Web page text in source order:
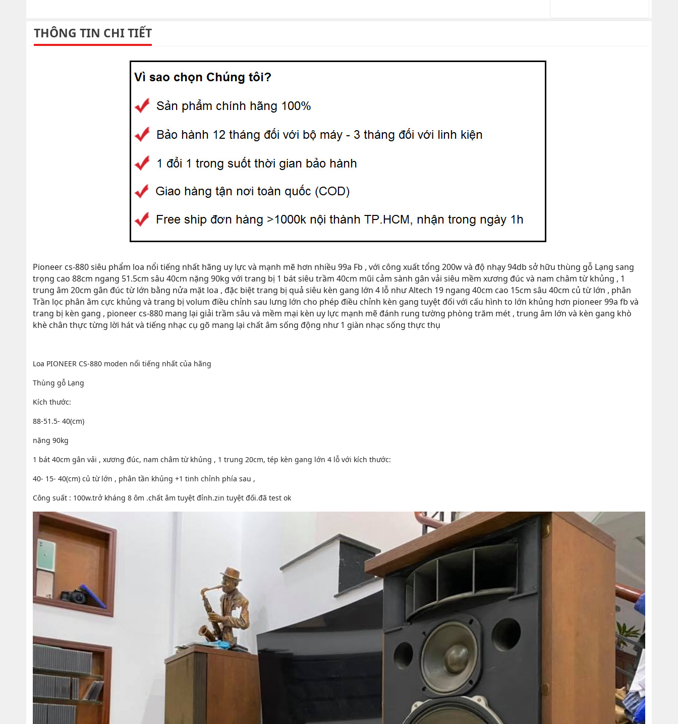
THÔNG TIN CHI TIẾT
Pioneer cs-880 siêu phẩm loa nổi tiếng nhất hãng uy lực và mạnh mẽ hơn nhiều 99a Fb , với công xuất tổng 200w và độ nhạy 94db sở hữu thùng gỗ Lạng sang
trọng cao 88cm ngang 51.5cm sâu 40cm nặng 90kg với trang bị 1 bát siêu trầm 40cm mũi cảm sành gân vải siêu mềm xương đúc và nam châm từ khủng , 1
trung âm 20cm gân đúc từ lớn bằng nửa mặt loa , đặc biệt trang bị quả siêu kèn gang lớn 4 lỗ như Altech 19 ngang 40cm cao 15cm sâu 40cm củ từ lớn , phân
Trần lọc phân âm cực khủng và trang bị volum điều chỉnh sau lưng lớn cho phép điều chỉnh kèn gang tuyệt đối với cấu hình to lớn khủng hơn pioneer 99a fb và
trang bị kèn gang , pioneer cs-880 mang lại giải trầm sâu và mềm mại kèn uy lực mạnh mẽ đánh rung tường phòng trăm mét , trung âm lớn và kèn gang khò
khè chân thực từng lời hát và tiếng nhạc cụ gõ mang lại chất âm sống động như 1 giàn nhạc sống thực thụ
Loa PIONEER CS-880 moden nổi tiếng nhất của hãng
Thùng gỗ Lạng
Kích thước:
88-51.5- 40(cm)
nặng 90kg
1 bát 40cm gân vải , xương đúc, nam châm từ khủng , 1 trung 20cm, tép kèn gang lớn 4 lỗ với kích thước:
40- 15- 40(cm) củ từ lớn , phân tần khủng +1 tinh chỉnh phía sau ,
Công suất : 100w.trở kháng 8 ôm .chất âm tuyệt đỉnh.zin tuyệt đối.đã test ok